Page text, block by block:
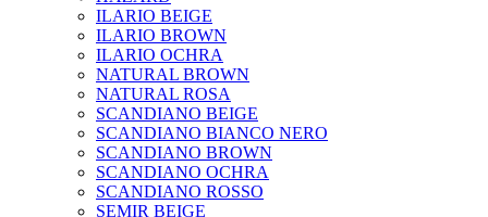
ILARIO BEIGE
ILARIO BROWN
ILARIO OCHRA
NATURAL BROWN
NATURAL ROSA
SCANDIANO BEIGE
SCANDIANO BIANCO NERO
SCANDIANO BROWN
SCANDIANO OCHRA
SCANDIANO ROSSO
SEMIR BEIGE